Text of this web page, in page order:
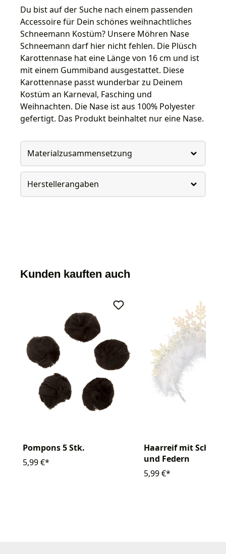
Du bist auf der Suche nach einem passenden
Accessoire für Dein schönes weihnachtliches
Schneemann Kostüm? Unsere Möhren Nase
Schneemann darf hier nicht fehlen. Die Plüsch
Karottennase hat eine Länge von 16 cm und ist
mit einem Gummiband ausgestattet. Diese
Karottennase passt wunderbar zu Deinem
Kostüm an Karneval, Fasching und
Weihnachten. Die Nase ist aus 100% Polyester
gefertigt. Das Produkt beinhaltet nur eine Nase.
Materialzusammensetzung
Herstellerangaben
Kunden kauften auch
Pompons 5 Stk.
5,99 €*
Haarreif mit
und Federn
5,99 €*